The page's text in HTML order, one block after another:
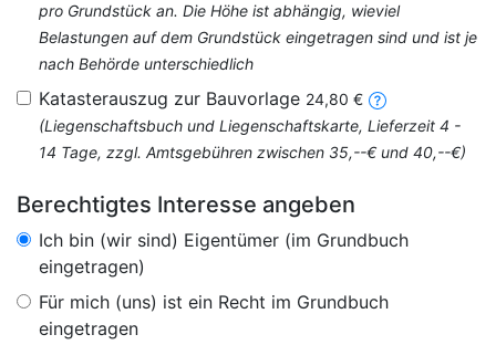
pro Grundstück an. Die Höhe ist abhängig, wieviel
Belastungen auf dem Grundstück eingetragen sind und ist je
nach Behörde unterschiedlich
Katasterauszug zur Bauvorlage 24,80 €
(Liegenschaftsbuch und Liegenschaftskarte, Lieferzeit 4 -
14 Tage, zzgl. Amtsgebühren zwischen 35,--€ und 40,--€)
Berechtigtes Interesse angeben
Ich bin (wir sind) Eigentümer (im Grundbuch
eingetragen)
Für mich (uns) ist ein Recht im Grundbuch
eingetragen